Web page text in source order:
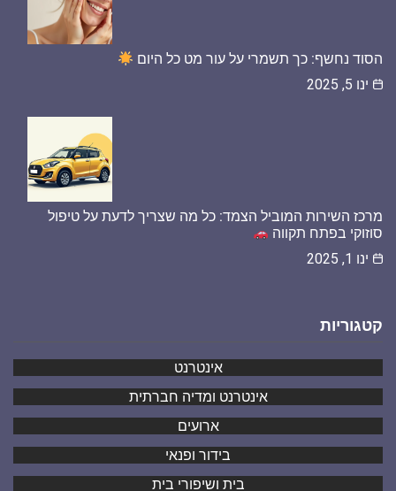
הסוד נחשף: כך תשמרי על עור מט כל היום
ינו 5, 2025
מרכז השירות המוביל הצמד: כל מה שצריך לדעת על טיפול
סוזוקי בפתח תקווה
ינו 1, 2025
קטגוריות
אינטרנט
אינטרנט ומדיה חברתית
ארועים
בידור ופנאי
בית ושיפורי בית